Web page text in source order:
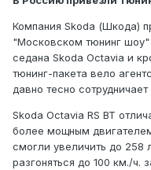
Компания Skoda (Шкода)
"Московском тюнинг шоу"
седана Skoda Octavia и
тюнинг-пакета вело
давно тесно
Skoda Octavia RS BT
более мощным
смогли увеличить до 258
разгоняться до 100 км./ч.